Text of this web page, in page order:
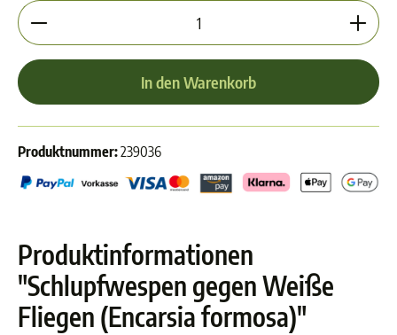
Produkt Anzahl: Gib den gewünschten Wert ein
In den Warenkorb
Produktnummer:239036
Produktinformationen
"Schlupfwespen gegen Weiße
Fliegen (Encarsia formosa)"